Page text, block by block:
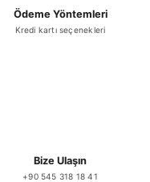
Ödeme Yöntemleri
Kredi kartı seçenekleri
Bize Ulaşın
+90 545 318 18 41